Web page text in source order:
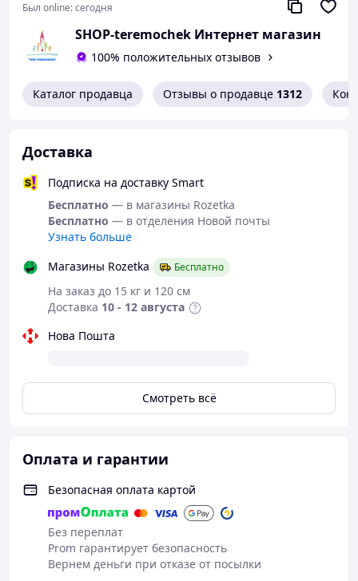
Был online:сегодня
SHOP-teremochek Интернет магазин
100% положительных отзывов
Каталог продавца Отзывы о продавце 1312
Доставка
Подписка на доставку Smart
Бесплатно — в магазины Rozetka
Бесплатно — в отделения Новой почты
Узнать больше
Магазины Rozetka
Бесплатно
На заказ до 15 кг и 120 см
Доставка 10 - 12 августа
Нова Пошта
Смотреть всё
Оплата и гарантии
Безопасная оплата картой
Без переплат
Prom гарантирует безопасность
Вернем деньги при отказе от посылки